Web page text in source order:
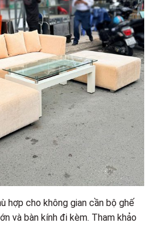
hợp cho không gian cần bộ ghế
và bàn kính đi kèm. Tham khảo